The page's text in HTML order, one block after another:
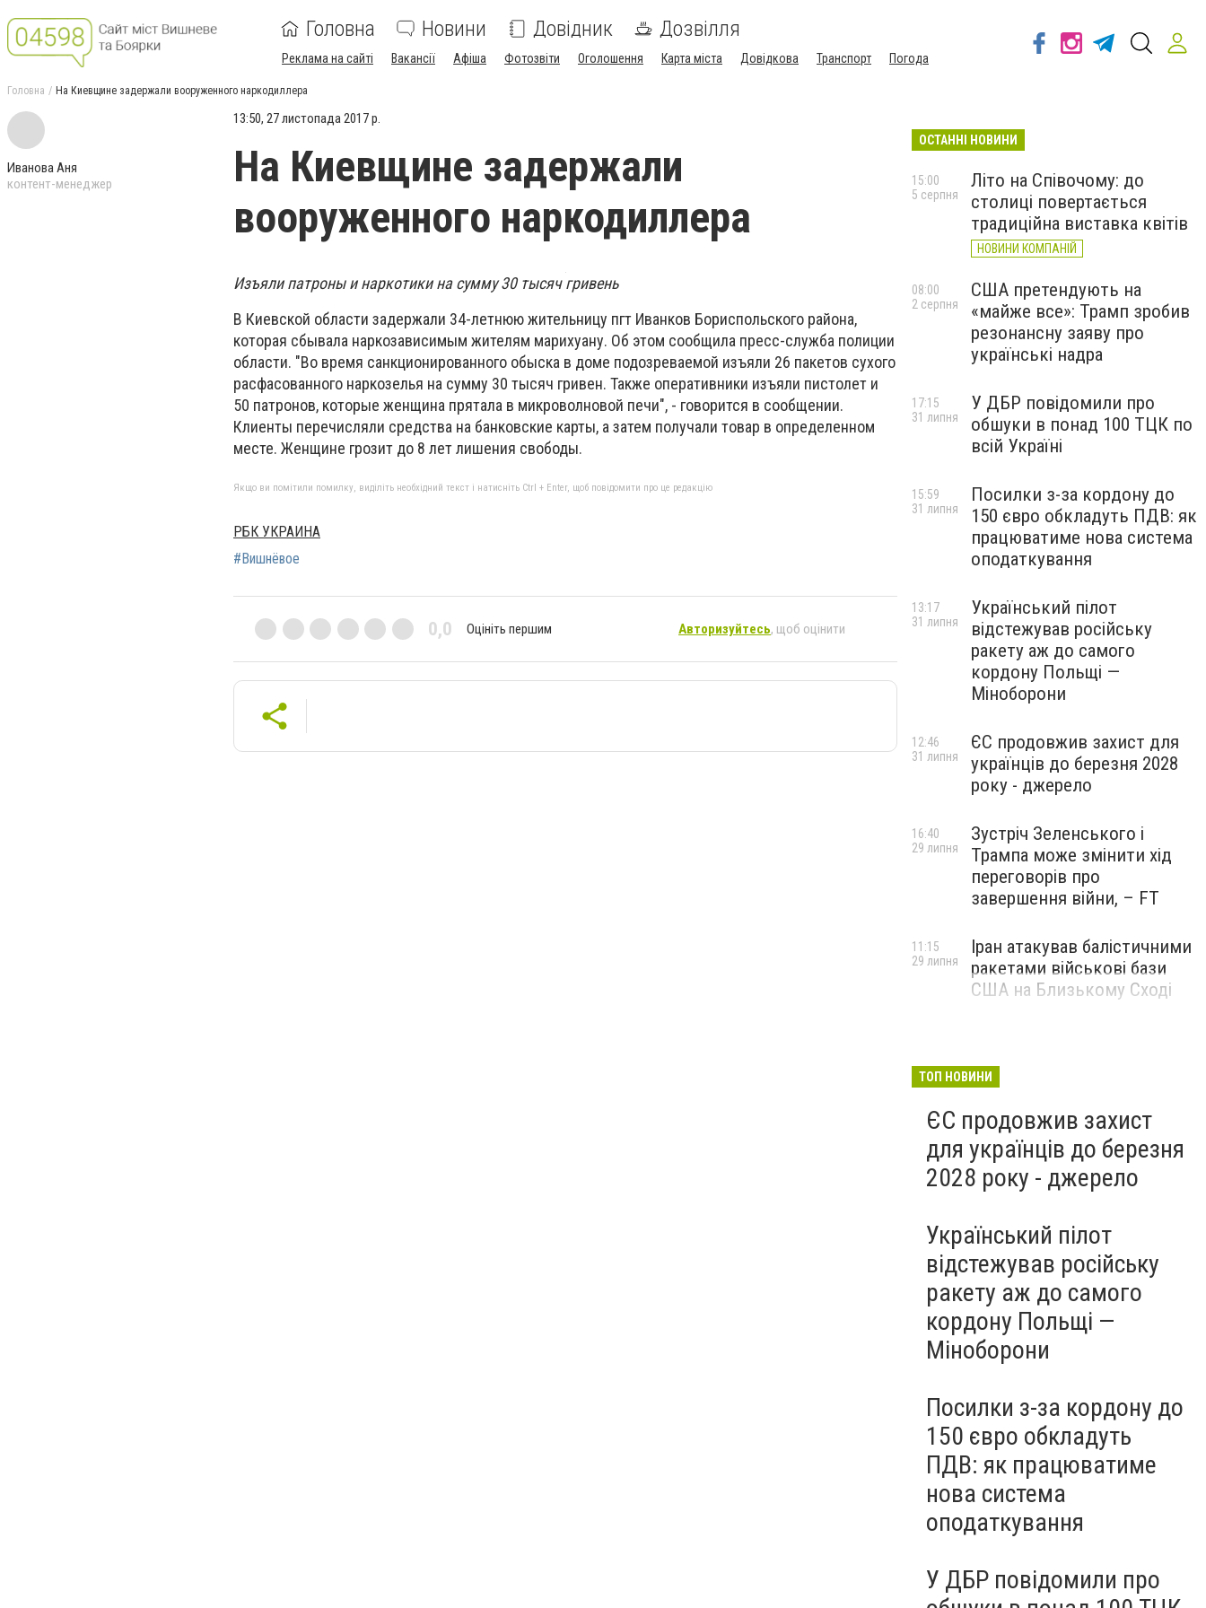
Головна Новини Довідник Дозвілля
Реклама на сайті Вакансії Афіша Фотозвіти Оголошення Карта міста Довідкова Транспорт Погода
Головна На Киевщине задержали вооруженного наркодиллера
Иванова Аня
контент-менеджер
13:50, 27 листопада 2017 р.
На Киевщине задержали
вооруженного наркодиллера
Изъяли патроны и наркотики на сумму 30 тысяч гривень
В Киевской области задержали 34-летнюю жительницу пгт Иванков Бориспольского района,
которая сбывала наркозависимым жителям марихуану. Об этом сообщила пресс-служба полиции
области. "Во время санкционированного обыска в доме подозреваемой изъяли 26 пакетов сухого
расфасованного наркозелья на сумму 30 тысяч гривен. Также оперативники изъяли пистолет и
50 патронов, которые женщина прятала в микроволновой печи", - говорится в сообщении.
Клиенты перечисляли средства на банковские карты, а затем получали товар в определенном
месте. Женщине грозит до 8 лет лишения свободы.
Якщо ви помітили помилку, виділіть необхідний текст і натисніть Ctrl + Enter, щоб повідомити про це редакцію
РБК УКРАИНА
#Вишнёвое
0,0 Оцініть першим Авторизуйтесь, щоб оцінити
ОСТАННІ НОВИНИ
Літо на Співочому: до
столиці повертається
традиційна виставка квітів
НОВИНИ КОМПАНІЙ
15:00
5 серпня
США претендують на
«майже все»: Трамп зробив
резонансну заяву про
українські надра
08:00
2 серпня
У ДБР повідомили про
обшуки в понад 100 ТЦК по
всій Україні
17:15
31 липня
Посилки з-за кордону до
150 євро обкладуть ПДВ: як
працюватиме нова система
оподаткування
15:59
31 липня
Український пілот
відстежував російську
ракету аж до самого
кордону Польщі —
Міноборони
13:17
31 липня
ЄС продовжив захист для
українців до березня 2028
року - джерело
12:46
31 липня
Зустріч Зеленського і
Трампа може змінити хід
переговорів про
завершення війни, – FT
16:40
29 липня
Іран атакував балістичними
ракетами військові бази
США на Близькому Сході
11:15
29 липня
ТОП НОВИНИ
ЄС продовжив захист
для українців до березня
2028 року - джерело
Український пілот
відстежував російську
ракету аж до самого
кордону Польщі —
Міноборони
Посилки з-за кордону до
150 євро обкладуть
ПДВ: як працюватиме
нова система
оподаткування
У ДБР повідомили про